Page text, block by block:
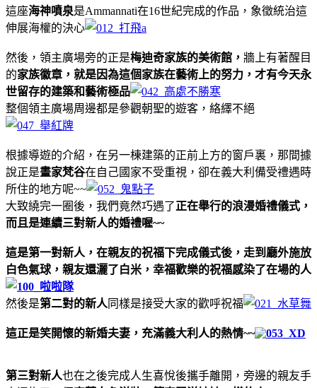
這座海神噴泉是Ammannati在16世紀完成的作品，象徵統治這
伸展海權的決心
然後，領主廣場旁的正是梅迪奇家族的美術館， 牆上有著醒目
的家族徽章，就是因為這個家族在藝術上的努力，才有今天永
世留存的建築和藝術極品
整個領主廣場周邊都是參觀朝聖的遊客，絡繹不絕
根據導遊的介紹，在另一棟建築的正前上方的窗戶裏，那間據
說正是畫家梵谷在自己國家不受重視，卻在義大利備受禮遇時
所住的地方呢~~
大致繞完一圈後，我們竟然巧遇了正在舉行的浪漫婚禮儀式，
而且是連續三對新人的婚禮喔~~
這是第一對新人，在親友的祝福下完成儀式後，走到廳外施放
白色氣球，親友還灑了白米，幸福歡樂的祝福感染了在場的人
然後是第二對的新人 同樣是接受大家的歡呼祝福
這正是笑開懷的新婚夫妻，充滿義大利人的熱情~~
第三對新人也在之後完成人生喜悅後攜手離開，旁邊的親友手